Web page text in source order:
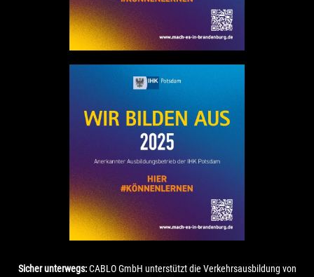
Sicher unterwegs:CABLO GmbH unterstützt die Verkehrsausbildung von